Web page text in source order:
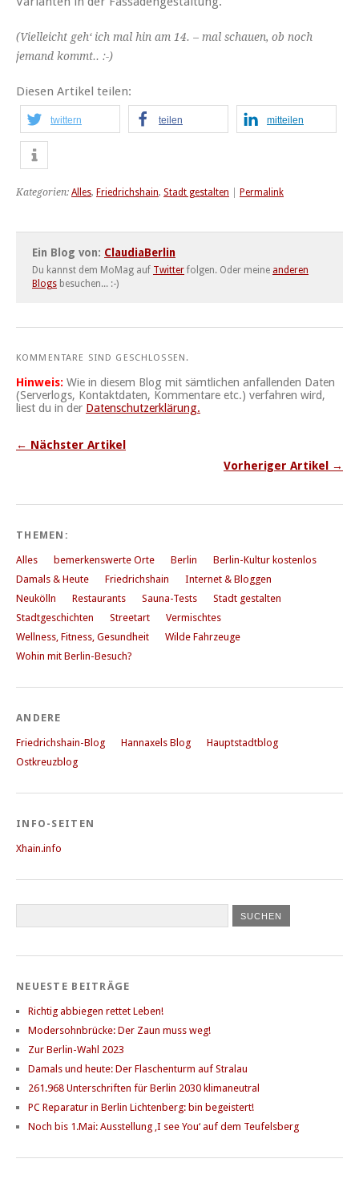
(Vielleicht geh‘ ich mal hin am 14. – mal schauen, ob noch
jemand kommt.. :-)
Diesen Artikel teilen:
twittern teilen mitteilen
Kategorien: Alles, Friedrichshain, Stadt gestalten Permalink
Ein Blog von: ClaudiaBerlin
Du kannst dem MoMag auf Twitter folgen. Oder meine anderen
Blogs besuchen... :-)
KOMMENTARE SIND GESCHLOSSEN.
Hinweis: Wie in diesem Blog mit sämtlichen anfallenden Daten
(Serverlogs, Kontaktdaten, Kommentare etc.) verfahren wird,
liest du in der Datenschutzerklärung.
← Nächster Artikel
Vorheriger Artikel →
THEMEN:
Alles bemerkenswerte Orte Berlin
Berlin-Kultur kostenlos
Damals & Heute
Friedrichshain
Internet & Bloggen
Neukölln
Restaurants Sauna-Tests
Stadt gestalten
Stadtgeschichten
Streetart
Vermischtes
Wellness, Fitness, Gesundheit
Wilde Fahrzeuge
Wohin mit Berlin-Besuch?
ANDERE
Friedrichshain-Blog Hannaxels Blog
Hauptstadtblog
Ostkreuzblog
INFO-SEITEN
Xhain.info
NEUESTE BEITRÄGE
Richtig abbiegen rettet Leben!
Modersohnbrücke: Der Zaun muss weg!
Zur Berlin-Wahl 2023
Damals und heute: Der Flaschenturm auf Stralau
261.968 Unterschriften für Berlin 2030 klimaneutral
PC Reparatur in Berlin Lichtenberg: bin begeistert!
Noch bis 1.Mai: Ausstellung ‚I see You‘ auf dem Teufelsberg